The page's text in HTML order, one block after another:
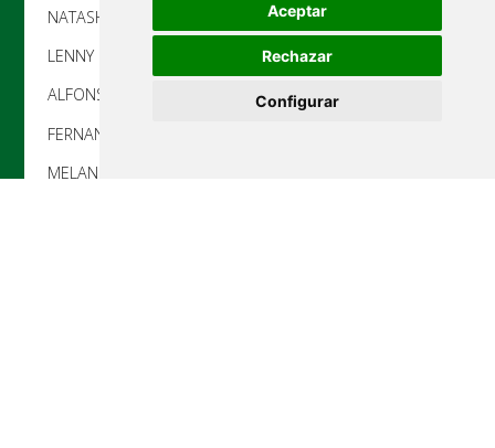
Aceptar
Rechazar
Configurar
NATASHA TUPIN – soprano
LENNY LORENZANI – mezzo
ALFONSO ZAMBUTO – tenor
FERNANDO ÁLVAREZ – bajo
MELANI MESTRE – director